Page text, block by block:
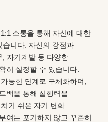
소통을 통해 자신에 대한
습니다. 자신의 강점과
, 자기계발 등 다양한
히 설정할 수 있습니다.
능한 단계로 구체화하며,
백을 통해 실행력을
기 쉬운 자기 변화
여는 포기하지 않고 꾸준히